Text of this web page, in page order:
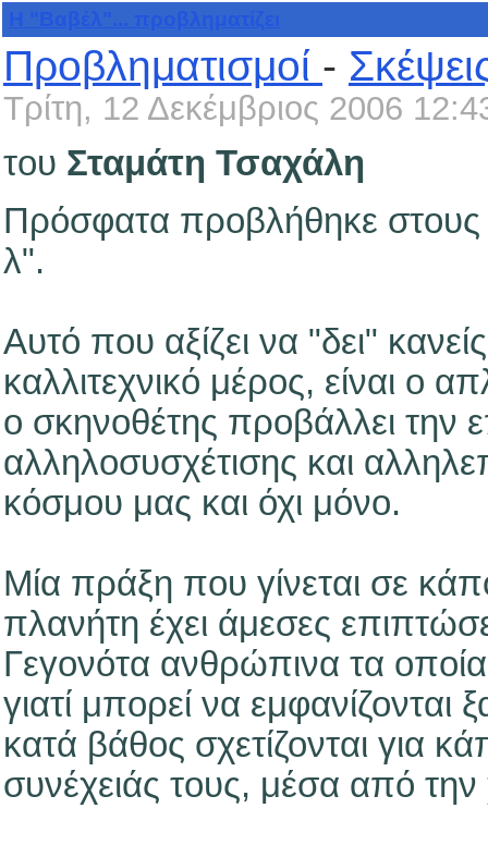
Προβληματισμοί -
Τρίτη, 12 Δεκέμβριος 2006
του Σταμάτη Τσαχάλη
Πρόσφατα προβλήθηκε στους
λ".
Αυτό που αξίζει να "δει"
καλλιτεχνικό μέρος, είναι ο
ο σκηνοθέτης προβάλλει την
αλληλοσυσχέτισης και
κόσμου μας και όχι μόνο.
Μία πράξη που γίνεται σε
πλανήτη έχει άμεσες
Γεγονότα ανθρώπινα τα
γιατί μπορεί να εμφανίζονται
κατά βάθος σχετίζονται για
συνέχειάς τους, μέσα από την